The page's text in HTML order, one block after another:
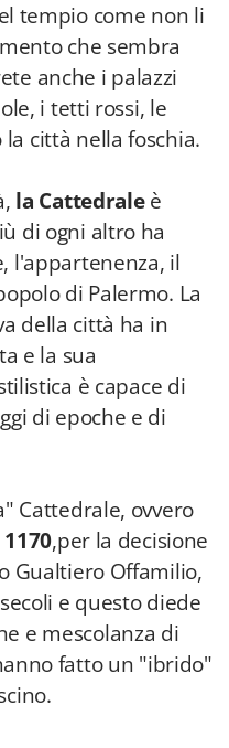
tempio come non li
che sembra
anche i palazzi
i tetti rossi, le
città nella foschia.
la Cattedraleè
di ogni altro ha
l'appartenenza, il
di Palermo. La
della città ha in
e la sua
è capace di
di epoche e di
Cattedrale, ovvero
1170,per la decisione
Gualtiero Offamilio,
e questo diede
e mescolanza di
fatto un "ibrido"